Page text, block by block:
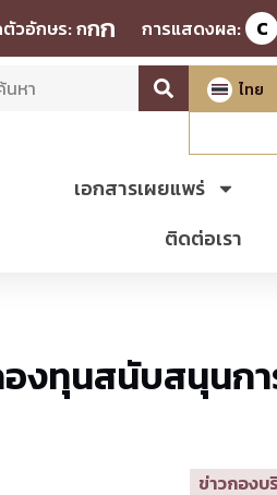
วอักษร:กกก การแสดงผล: C
ไทย
เอกสารเผยแพร่
ติดต่อเรา
งทุนสนับสนุนก
ข่าวกองบ